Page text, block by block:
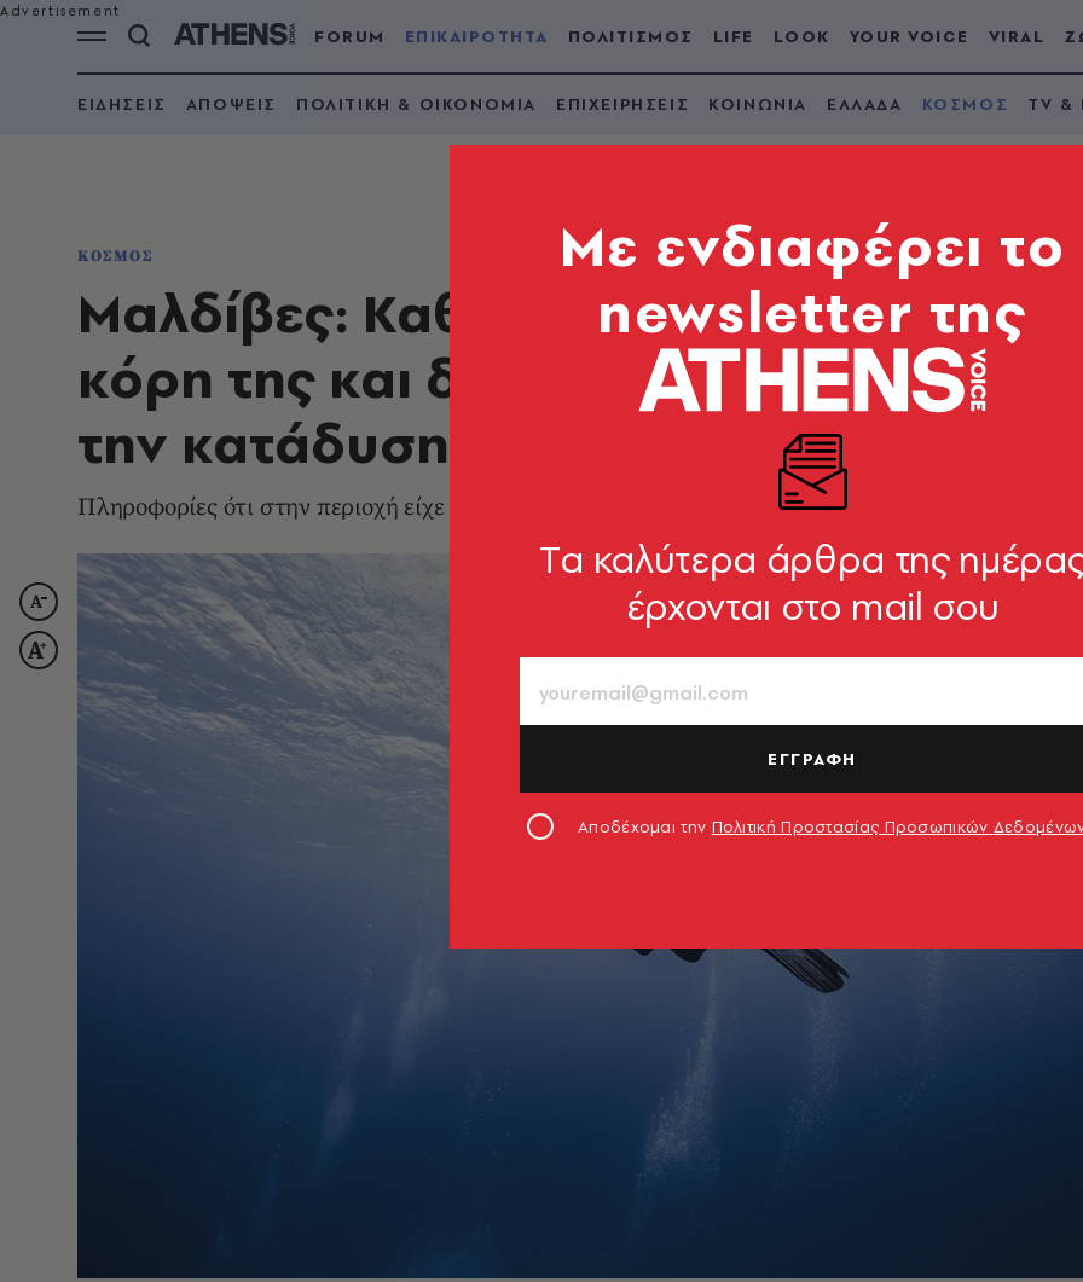
FORUM ΕΠΙΚΑΙΡΟΤΗΤΑ ΠΟΛΙΤΙΣΜΟΣ LIFE LOOK YOUR VOICE VIRAL
ΕΙΔΗΣΕΙΣ ΑΠΟΨΕΙΣ ΠΟΛΙΤΙΚΗ & ΟΙΚΟΝΟΜΙΑ ΕΠΙΧΕΙΡΗΣΕΙΣ ΚΟΙΝΩΝΙΑ ΕΛΛΑΔΑ ΚΟΣΜΟΣ TV &
ΚΟΣΜΟΣ
Μαλδίβες: Καθηγήτρια
κόρη της και δύο ερευνητές νεκροί
την κατάδυση σε σπηλιά
Πληροφορίες ότι στην περιοχή είχε εκδοθεί «κίτρινη προειδοποίηση»
Mε ενδιαφέρει το
newsletter της
Tα καλύτερα άρθρα της
έρχονται στο mail σου
ΕΓΓΡΑΦΗ
Αποδέχομαι την Πολιτική Προστασίας Προσωπικών